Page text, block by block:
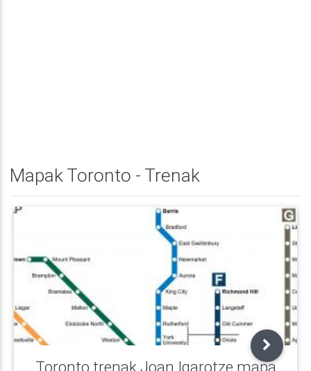
Mapak Toronto - Trenak
Toronto trenak Joan Igarotze mapa